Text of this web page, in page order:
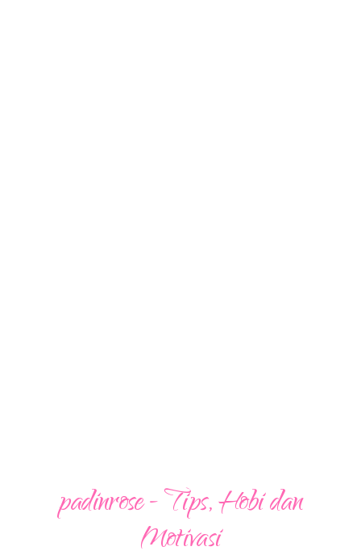
padinrose - Tips, Hobi dan
Motivasi